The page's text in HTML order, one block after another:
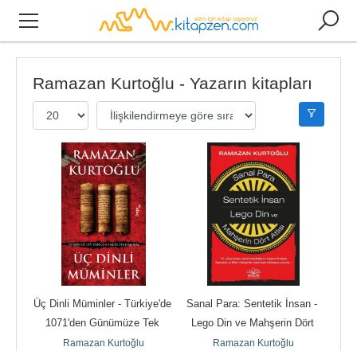
Ramazan Kurtoğlu - Yazarın kitapları
Üç Dinli Müminler - Türkiye'de
1071'den Günümüze Tek
Kimlikte
Ramazan Kurtoğlu
Sanal Para: Sentetik İnsan -
Lego Din ve Mahşerin Dört
Atlısı
Ramazan Kurtoğlu